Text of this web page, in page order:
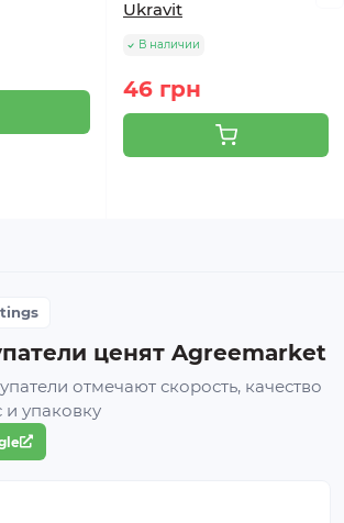
Ukravit
В наличии
46 грн
ценят Agreemarket
отмечают скорость, качество
и упаковку